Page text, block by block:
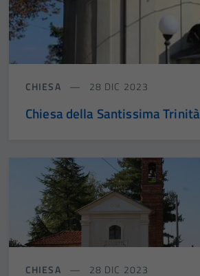
CHIESA 28 DIC 2023
Chiesa della Santissima Trinità
CHIESA 28 DIC 2023